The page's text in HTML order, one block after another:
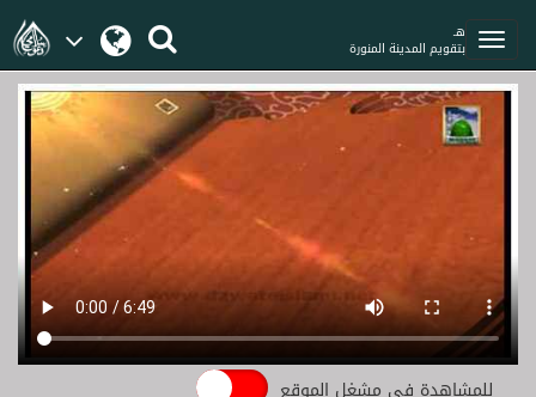
هـ
بتقويم المدينة المنورة